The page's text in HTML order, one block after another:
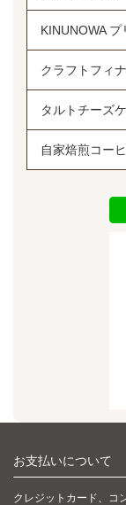
KINUNOWA プ
クラフトフィ
タルトチーズ
自家焙煎コー
お支払いについて
クレジットカード、コ